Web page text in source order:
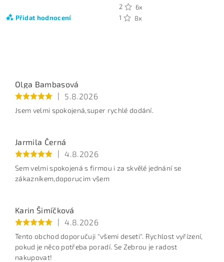
Přidat hodnocení
2
6x
1
8x
Vložením jména a emailu souhlasíte s Podm. ochrany
osobních údajů
recenzi, více informací najdete
mohou dávat zákazníci, kteří nakoupili prostřednictvím
uživatelského účtu. Nastavení v něm neumožní udělit recenzi
na produkt, který by u uživatele v historii nákupů nebyl
na webu zobrazeny.
BEZPEČNOSTNÍ KONTROLA
Olga Bambasová
|
5.8.2026
Jsem velmi spokojená,super rychlé dodání.
Jarmila Černá
|
4.8.2026
Sem velmi spokojená s firmou i za skvělé jednání se
zákazníkem,doporucim všem
Karin Šimíčková
|
4.8.2026
Tento obchod doporučuji "všemi deseti". Rychlost vyřízení,
pokud je něco potřeba poradí. Se Zebrou je radost
nakupovat!